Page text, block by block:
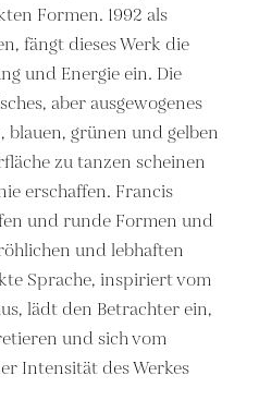
Formen. 1992 als
fängt dieses Werk die
und Energie ein. Die
aber ausgewogenes
grünen und gelben
zu tanzen scheinen
erschaffen. Francis
und runde Formen und
und lebhaften
Sprache, inspiriert vom
lädt den Betrachter ein,
und sich vom
Intensität des Werkes